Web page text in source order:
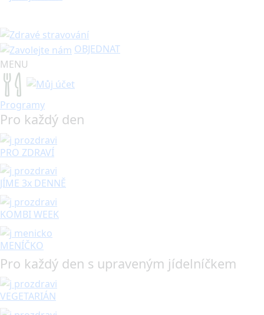
OBJEDNAT
MENU
Programy
Pro každý den
PRO ZDRAVÍ
JÍME 3x DENNĚ
KOMBI WEEK
MENÍČKO
Pro každý den s upraveným jídelníčkem
VEGETARIÁN